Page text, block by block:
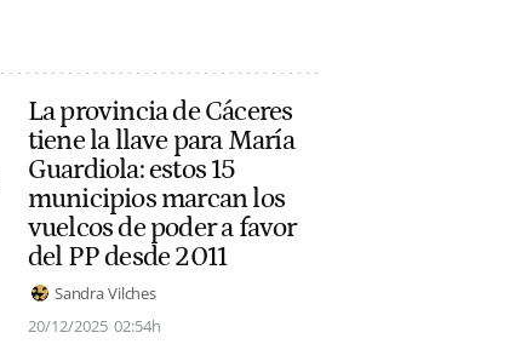
La provincia de Cáceres
tiene la llave para María
Guardiola: estos 15
municipios marcan los
vuelcos de poder a favor
del PP desde 2011
Sandra Vilches
20/12/2025 02:54h